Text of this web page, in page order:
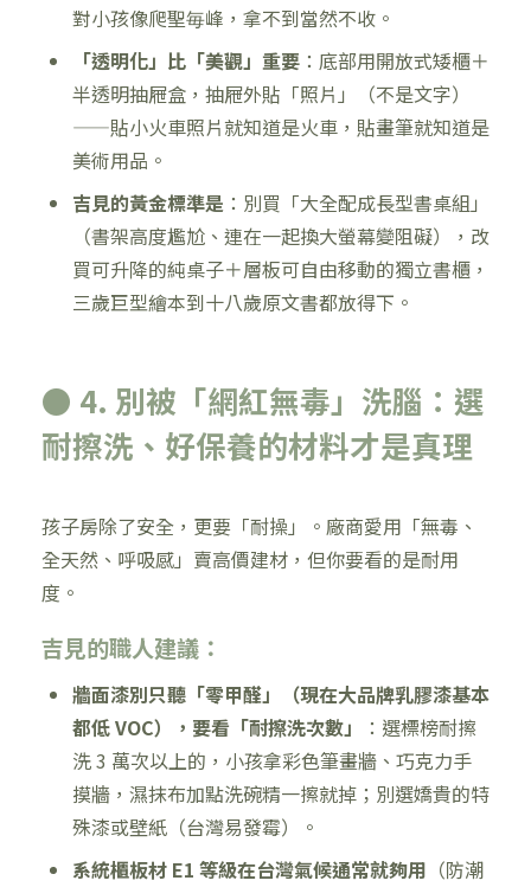
對小孩像爬聖毎峰，拿不到當然不收。
「透明化」比「美觀」重要：底部用開放式矮櫃＋
半透明抽屜盒，抽屜外貼「照片」（不是文字）
——貼小火車照片就知道是火車，貼畫筆就知道是
美術用品。
吉見的黃金標準是：別買「大全配成長型書桌組」
（書架高度尷尬、連在一起換大螢幕變阻礙），改
買可升降的純桌子＋層板可自由移動的獨立書櫃，
三歲巨型繪本到十八歲原文書都放得下。
● 4. 別被「網紅無毒」洗腦：選
耐擦洗、好保養的材料才是真理
孩子房除了安全，更要「耐操」。廠商愛用「無毒、
全天然、呼吸感」賣高價建材，但你要看的是耐用
度。
吉見的職人建議：
牆面漆別只聽「零甲醛」（現在大品牌乳膠漆基本
都低 VOC），要看「耐擦洗次數」
：選標榜耐擦
洗 3 萬次以上的，小孩拿彩色筆畫牆、巧克力手
摸牆，濕抹布加點洗碗精一擦就掉；別選嬌貴的特
殊漆或壁紙（台灣易發霉）。
系統櫃板材 E1 等級在台灣氣候通常就夠用 （防潮